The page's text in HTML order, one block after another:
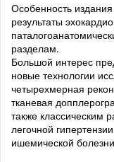
Особенность
результаты
разделам.
Большой интерес
новые технологии
четырехмерная
тканевая
также классическим
легочной
ишемической